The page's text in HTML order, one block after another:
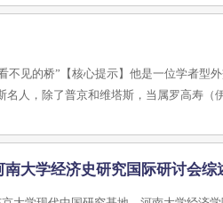
不见的桥”【核心提示】他是一位学者
人，除了普京和维塔斯，当属罗高寿（
南大学经济史研究国际研讨会综